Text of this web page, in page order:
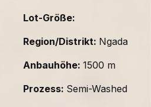
Lot-Größe:
Region/Distrikt: Ngada
Anbauhöhe: 1500 m
Prozess: Semi-Washed